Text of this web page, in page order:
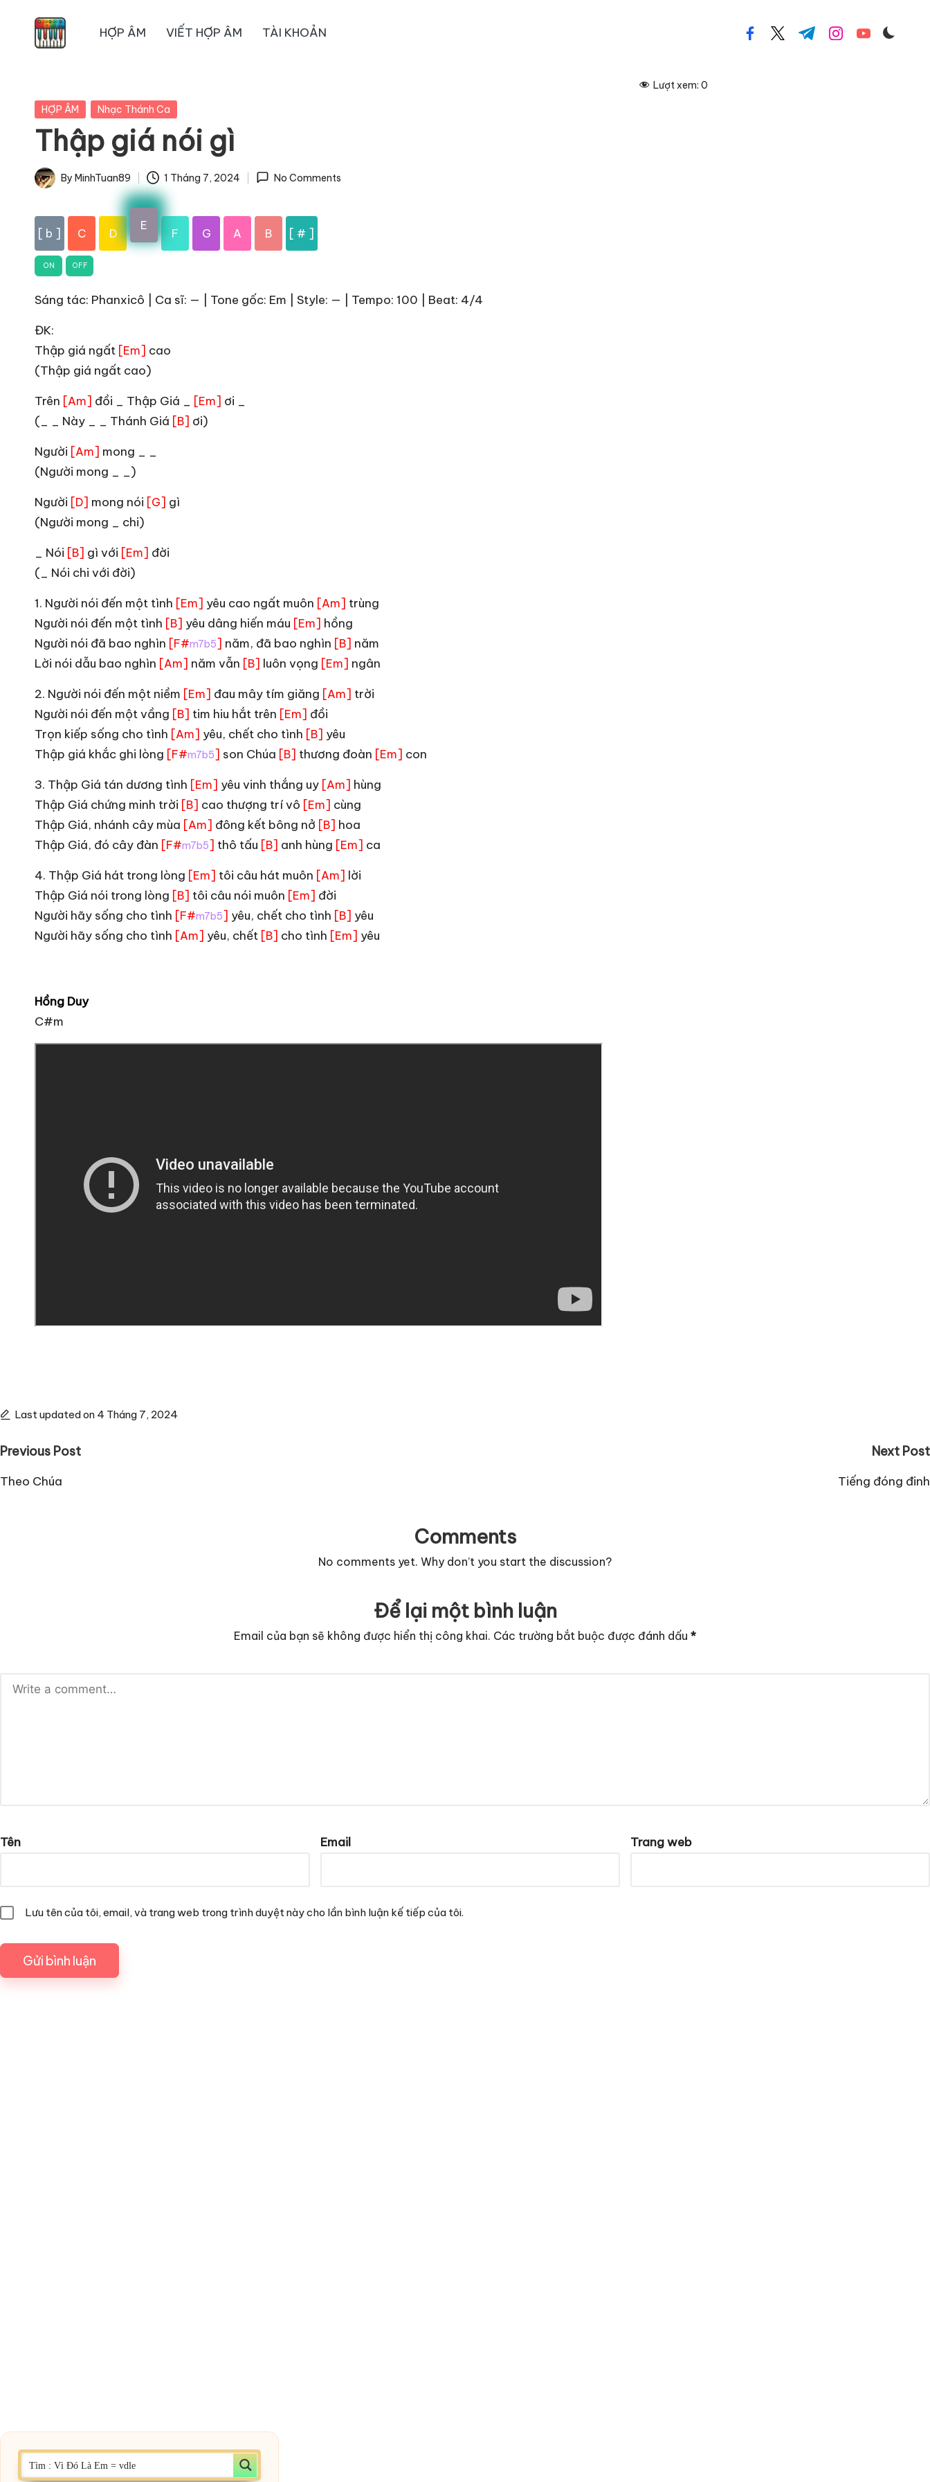
HỢP ÂM VIẾT HỢP ÂM TÀI KHOẢN facebook.com
twitter.com
t.me instagram.com
youtube.com
Posted
HỢP ÂM Nhạc Thánh Ca
Thập giá nói gì
Posted
By MinhTuan89 1 Tháng 7, 2024 No Comments
[ b ] C D
E
F G A B [ # ]
ON OFF
Sáng tác: Phanxicô | Ca sĩ: — | Tone gốc: Em | Style: — | Tempo: 100 | Beat: 4/4
ĐK:
Thập giá ngất [Em] cao
(Thập giá ngất cao)
Trên [Am] đồi _ Thập Giá _ [Em] ơi _
(_ _ Này _ _ Thánh Giá [B] ơi)
Người [Am] mong _ _
(Người mong _ _)
Người [D] mong nói [G] gì
(Người mong _ chi)
_ Nói [B] gì với [Em] đời
(_ Nói chi với đời)
1. Người nói đến một tình [Em] yêu cao ngất muôn [Am] trùng
Người nói đến một tình [B] yêu dâng hiến máu [Em] hồng
Người nói đã bao nghìn [F#m7b5] năm, đã bao nghìn [B] năm
Lời nói dẫu bao nghìn [Am] năm vẫn [B] luôn vọng [Em] ngân
2. Người nói đến một niềm [Em] đau mây tím giăng [Am] trời
Người nói đến một vầng [B] tim hiu hắt trên [Em] đồi
Trọn kiếp sống cho tình [Am] yêu, chết cho tình [B] yêu
Thập giá khắc ghi lòng [F#m7b5] son Chúa [B] thương đoàn [Em] con
3. Thập Giá tán dương tình [Em] yêu vinh thắng uy [Am] hùng
Thập Giá chứng minh trời [B] cao thượng trí vô [Em] cùng
Thập Giá, nhánh cây mùa [Am] đông kết bông nở [B] hoa
Thập Giá, đó cây đàn [F#m7b5] thô tấu [B] anh hùng [Em] ca
4. Thập Giá hát trong lòng [Em] tôi câu hát muôn [Am] lời
Thập Giá nói trong lòng [B] tôi câu nói muôn [Em] đời
Người hãy sống cho tình [F#m7b5] yêu, chết cho tình [B] yêu
Người hãy sống cho tình [Am] yêu, chết [B] cho tình [Em] yêu
Hồng Duy
C#m
Lượt xem: 0
Last updated on 4 Tháng 7, 2024
Post
navigation
Previous Post
Theo Chúa
Next Post
Tiếng đóng đinh
Comments
No comments yet. Why don’t you start the discussion?
Để lại một bình luận
Email của bạn sẽ không được hiển thị công khai. Các trường bắt buộc được đánh dấu *
Tên Email Trang web
Lưu tên của tôi, email, và trang web trong trình duyệt này cho lần bình luận kế tiếp của tôi.